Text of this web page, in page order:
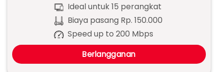
Ideal untuk 15 perangkat
Biaya pasang Rp. 150.000
Speed up to 200 Mbps
Berlangganan